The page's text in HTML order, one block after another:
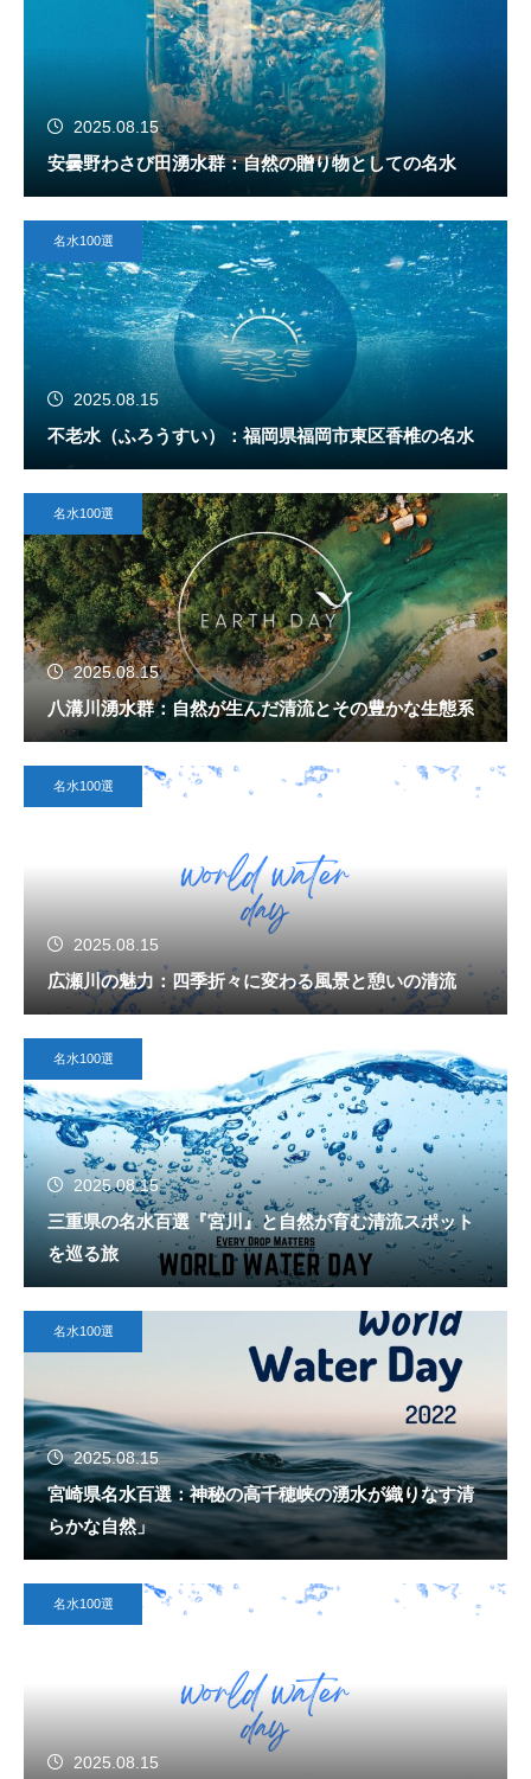
2025.08.15
安曇野わさび田湧水群：自然の贈り物としての名水
名水100選
2025.08.15
不老水（ふろうすい）：福岡県福岡市東区香椎の名水
名水100選
2025.08.15
八溝川湧水群：自然が生んだ清流とその豊かな生態系
名水100選
2025.08.15
広瀬川の魅力：四季折々に変わる風景と憩いの清流
名水100選
2025.08.15
三重県の名水百選『宮川』と自然が育む清流スポット
を巡る旅
名水100選
2025.08.15
宮崎県名水百選：神秘の高千穂峡の湧水が織りなす清
らかな自然」
名水100選
2025.08.15